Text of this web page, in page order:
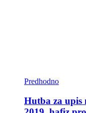
Predhodno
Hutba za upis